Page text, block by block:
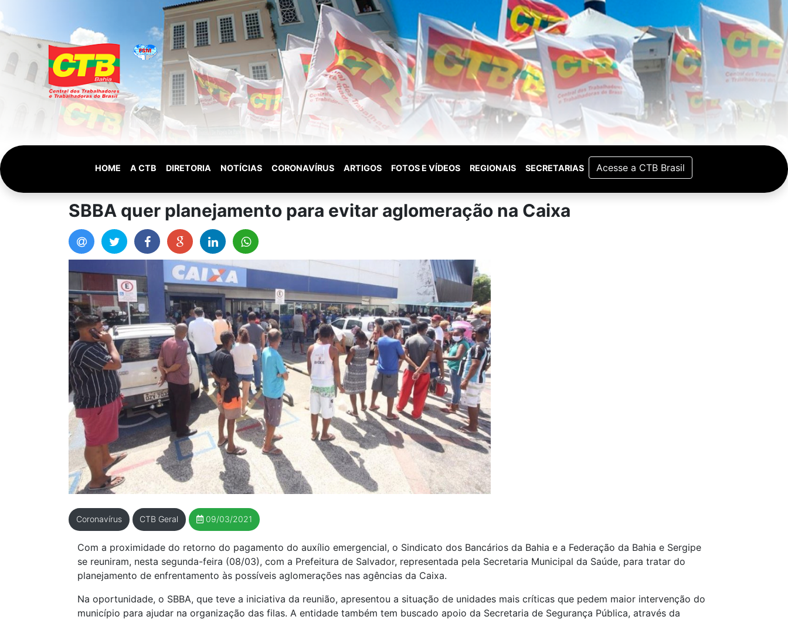
HOME A CTB DIRETORIA NOTÍCIAS CORONAVÍRUS ARTIGOS FOTOS E VÍDEOS REGIONAIS SECRETARIAS Acesse a CTB Brasil
SBBA quer planejamento para evitar aglomeração na Caixa
Coronavírus CTB Geral 09/03/2021
Com a proximidade do retorno do pagamento do auxílio emergencial, o Sindicato dos Bancários da Bahia e a Federação da Bahia e Sergipe
se reuniram, nesta segunda-feira (08/03), com a Prefeitura de Salvador, representada pela Secretaria Municipal da Saúde, para tratar do
planejamento de enfrentamento às possíveis aglomerações nas agências da Caixa.
Na oportunidade, o SBBA, que teve a iniciativa da reunião, apresentou a situação de unidades mais críticas que pedem maior intervenção do
município para ajudar na organização das filas. A entidade também tem buscado apoio da Secretaria de Segurança Pública, através da